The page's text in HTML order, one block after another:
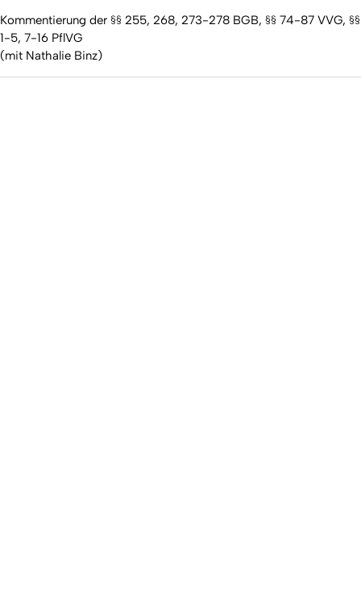
Kommentierung der §§ 255, 268, 273-278 BGB, §§ 74-87 VVG, §§
1-5, 7-16 PflVG
(mit Nathalie Binz)